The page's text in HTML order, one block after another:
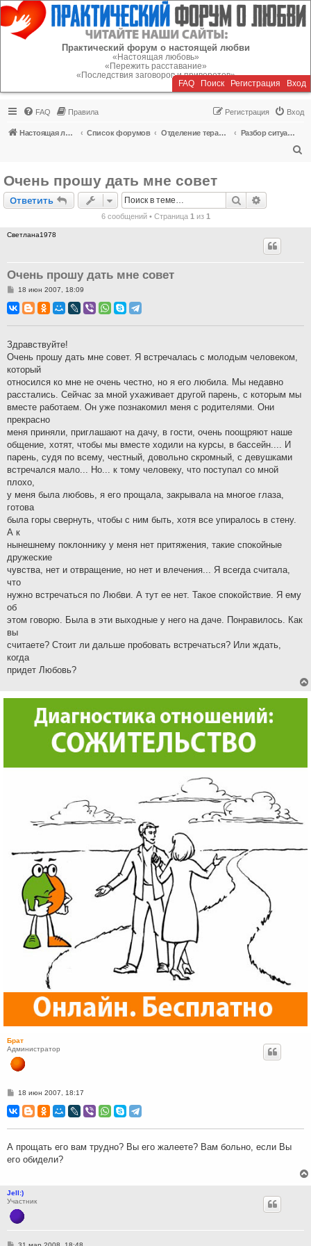
Регистрация
Практический форум о настоящей любви
«Настоящая любовь»
«Пережить расставание»
«Последствия заговоров и приворотов»
FAQ Поиск Регистрация Вход
FAQ Правила Вход
Регистрация
Настоящая любовь Список форумов Отделение терапии
Разбор ситуаций любовных отношений
Очень прошу дать мне совет
Ответить
Ответить Поиск
6 сообщений • Страница 1 из 1
Светлана1978
Очень прошу дать мне совет
С
о
б
и
е
18 июн 2007, 18:09
Здравствуйте!
Очень прошу дать мне совет. Я встречалась с молодым человеком,
который
относился ко мне не очень честно, но я его любила. Мы недавно
расстались. Сейчас за мной ухаживает другой парень, с которым мы
вместе работаем. Он уже познакомил меня с родителями. Они
прекрасно
меня приняли, приглашают на дачу, в гости, очень поощряют наше
общение, хотят, чтобы мы вместе ходили на курсы, в бассейн.... И
парень, судя по всему, честный, довольно скромный, с девушками
встречался мало... Но... к тому человеку, что поступал со мной
плохо,
у меня была любовь, я его прощала, закрывала на многое глаза,
готова
была горы свернуть, чтобы с ним быть, хотя все упиралось в стену.
А к
нынешнему поклоннику у меня нет притяжения, такие спокойные
дружеские
чувства, нет и отвращение, но нет и влечения... Я всегда считала,
что
нужно встречаться по Любви. А тут ее нет. Такое спокойствие. Я ему
об
этом говорю. Была в эти выходные у него на даче. Понравилось. Как
вы
считаете? Стоит ли дальше пробовать встречаться? Или ждать,
когда
придет Любовь?
Брат
Администратор
С
о
б
и
е
18 июн 2007, 18:17
А прощать его вам трудно? Вы его жалеете? Вам больно, если Вы
его обидели?
Jell:)
Участник